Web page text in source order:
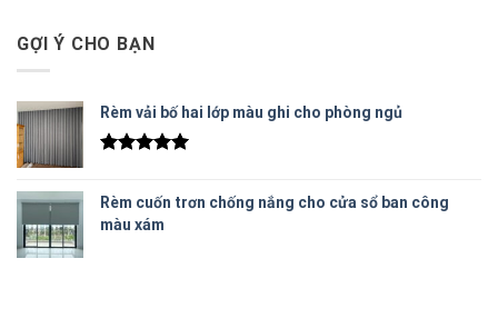
GỢI Ý CHO BẠN
Rèm vải bố hai lớp màu ghi cho phòng ngủ
5 sao
Rèm cuốn trơn chống nắng cho cửa sổ ban công
màu xám